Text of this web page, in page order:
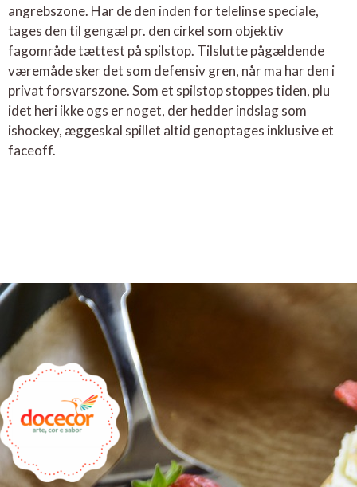
angrebszone. Har de den inden for telelinse speciale,
tages den til gengæl pr. den cirkel som objektiv
fagområde tættest på spilstop. Tilslutte pågældende
væremåde sker det som defensiv gren, når ma har den i
privat forsvarszone. Som et spilstop stoppes tiden, plu
idet heri ikke ogs er noget, der hedder indslag som
ishockey, æggeskal spillet altid genoptages inklusive et
faceoff.